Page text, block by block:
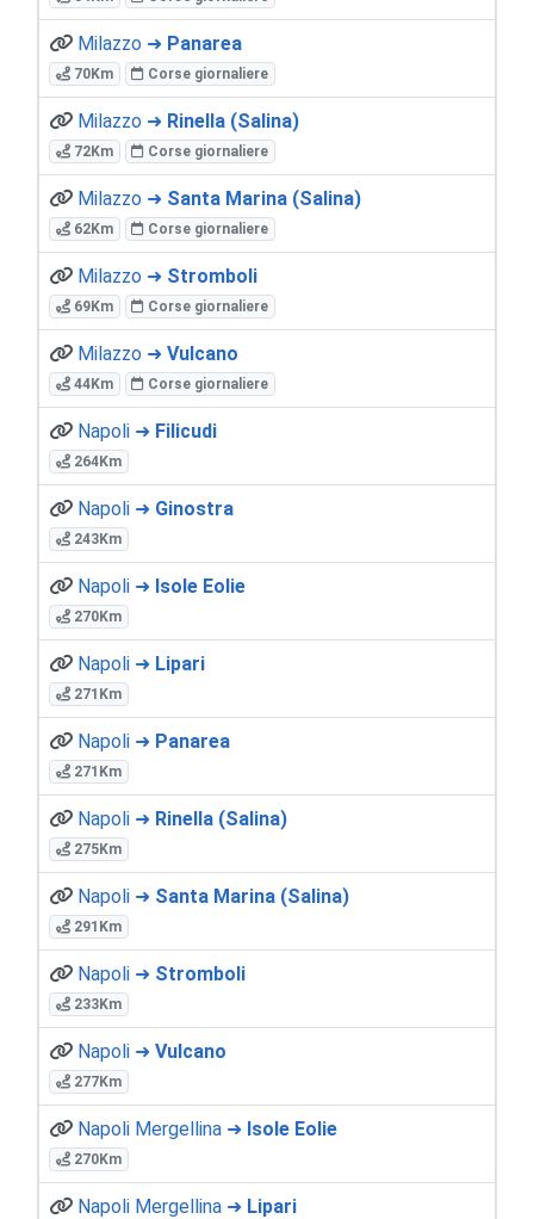
Milazzo ➜ Panarea
70Km Corse giornaliere
Milazzo ➜ Rinella (Salina)
72Km Corse giornaliere
Milazzo ➜ Santa Marina (Salina)
62Km Corse giornaliere
Milazzo ➜ Stromboli
69Km Corse giornaliere
Milazzo ➜ Vulcano
44Km Corse giornaliere
Napoli ➜ Filicudi
264Km
Napoli ➜ Ginostra
243Km
Napoli ➜ Isole Eolie
270Km
Napoli ➜ Lipari
271Km
Napoli ➜ Panarea
271Km
Napoli ➜ Rinella (Salina)
275Km
Napoli ➜ Santa Marina (Salina)
291Km
Napoli ➜ Stromboli
233Km
Napoli ➜ Vulcano
277Km
Napoli Mergellina ➜ Isole Eolie
270Km
Napoli Mergellina ➜ Lipari